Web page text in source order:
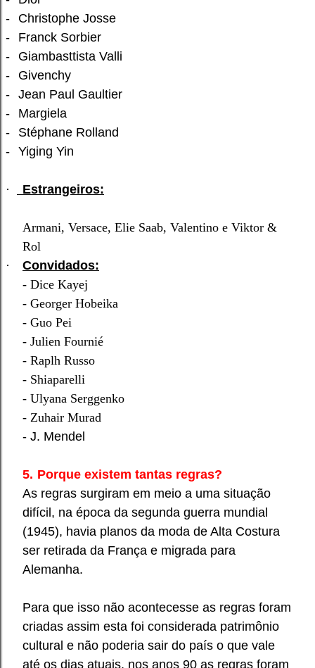
-
Christophe Josse
-
Franck Sorbier
-
Giambasttista Valli
-
Givenchy
- Jean Paul Gaultier
-
Margiela
-
Stéphane Rolland
- Yiging Yin
· Estrangeiros:
Armani, Versace, Elie Saab, Valentino e Viktor &
Rol
·
Convidados:
- Dice Kayej
- Georger Hobeika
- Guo Pei
- Julien Fournié
- Raplh Russo
- Shiaparelli
- Ulyana Serggenko
- Zuhair Murad
- J. Mendel
5. Porque existem tantas regras?
As regras surgiram em meio a uma situação
difícil, na época da segunda guerra mundial
(1945), havia planos da moda de Alta Costura
ser retirada da França e migrada para
Alemanha.
Para que isso não acontecesse as regras foram
criadas assim esta foi considerada patrimônio
cultural e não poderia sair do país o que vale
até os dias atuais, nos anos 90 as regras foram